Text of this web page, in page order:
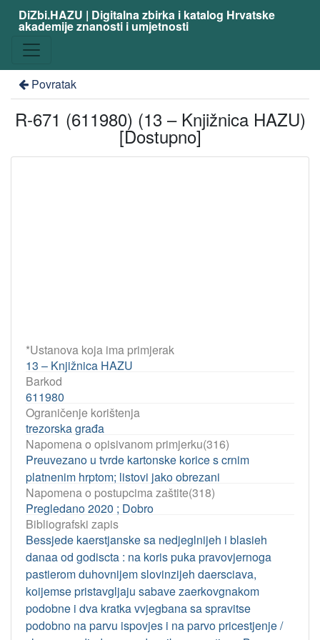
DiZbi.HAZU | Digitalna zbirka i katalog Hrvatske
akademije znanosti i umjetnosti
Povratak
R-671 (611980) (13 – Knjižnica HAZU)
[Dostupno]
*Ustanova koja ima primjerak
13 – Knjižnica HAZU
Barkod
611980
Ograničenje korištenja
trezorska građa
Napomena o opisivanom primjerku(316)
Preuvezano u tvrde kartonske korice s crnim
platnenim hrptom; listovi jako obrezani
Napomena o postupcima zaštite(318)
Pregledano 2020 ; Dobro
Bibliografski zapis
Bessjede kaerstjanske sa nedjeglnijeh i blasieh
danaa od godiscta : na koris puka pravovjernoga
pastierom duhovnijem slovinzijeh daersciava,
koijemse pristavgljaju sabave zaerkovgnakom
podobne i dva kratka vvjegbana sa spravitse
podobno na parvu ispovjes i na parvo pricestjenje /